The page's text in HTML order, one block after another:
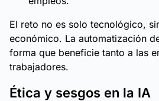
El reto no es solo tecnológico,
económico. La automatización
forma que beneficie tanto a las
trabajadores.
Ética y sesgos en la IA